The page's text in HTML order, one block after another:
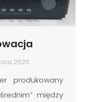
2020
produkowany
między